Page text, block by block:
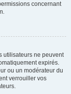
concernant
utilisateurs ne peuvent
expirés.
ou un modérateur du
verrouiller vos